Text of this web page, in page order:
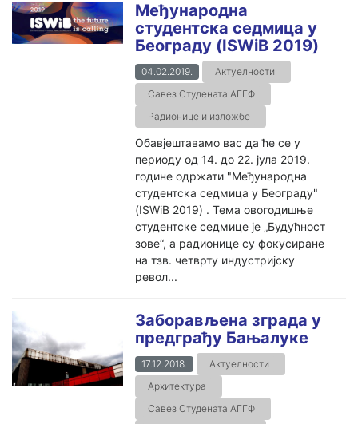
Међународнa
студентскa седмицa у
Београду (ISWiB 2019)
04.02.2019.
Актуелности
Савез Студената АГГФ
Радионице и изложбе
Обавјештавамо вас да ће се у
периоду од 14. до 22. јула 2019.
године одржати "Међународна
студентска седмица у Београду"
(ISWiB 2019) . Тема овогодишње
студентске седмице је „Будућност
зове“, а радионице су фокусиране
на тзв. четврту индустријску
револ...
Заборављена зграда у
предграђу Бањалуке
17.12.2018.
Актуелности
Архитектура
Савез Студената АГГФ